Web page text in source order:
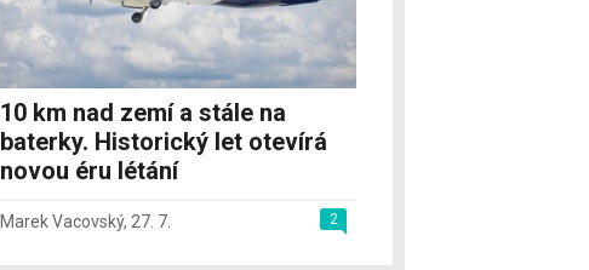
10 km nad zemí a stále na
baterky. Historický let otevírá
novou éru létání
2
Marek Vacovský, 27. 7.